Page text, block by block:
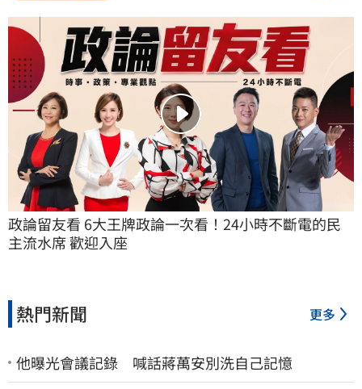
政論留友看 6大王牌政論一次看！24小時不斷電的民
主流水席 歡迎入座
熱門新聞 更多
他曝光會議記錄 喊話蔣萬安別洗自己記憶